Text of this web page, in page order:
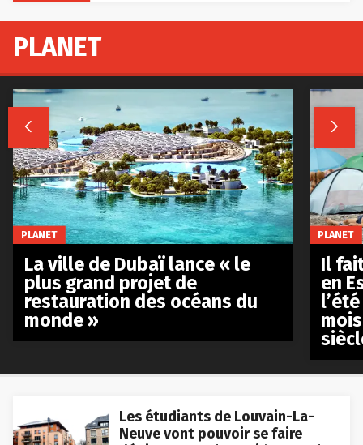
Les étudiants de Louvain-La-
Neuve vont pouvoir se faire
PLANET
 
PLANET
La ville de Dubaï lance « le
plus grand projet de
restauration des océans du
monde »
PLANET
Il
en